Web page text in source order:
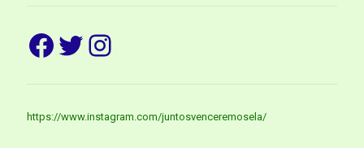
Facebook
Twitter
Instagram
https://www.instagram.com/juntosvenceremosela/